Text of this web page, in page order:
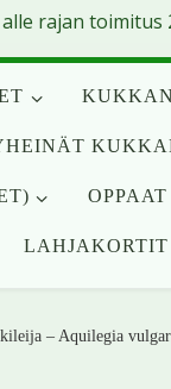
OPPAAT
– Aquilegia
rajan toimitus